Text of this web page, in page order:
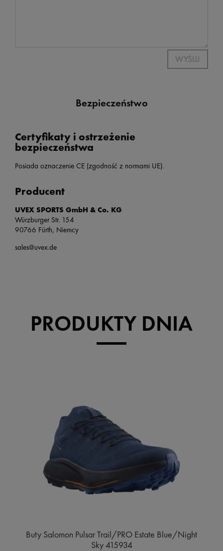
WYŚLIJ
Bezpieczeństwo
Certyfikaty i ostrzeżenie
bezpieczeństwa
Posiada oznaczenie CE (zgodność z normami UE).
Producent
UVEX SPORTS GmbH & Co. KG
Würzburger Str. 154
90766 Fürth, Niemcy
sales@uvex.de
PRODUKTY DNIA
Buty Salomon Pulsar Trail/PRO Estate Blue/Night
Sky 415934